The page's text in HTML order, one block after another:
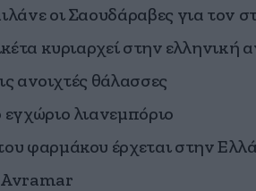
οι Σαουδάραβες για τον
κυριαρχεί στην ελληνική
ανοιχτές θάλασσες
λιανεμπόριο
φαρμάκου έρχεται στην
Avramar